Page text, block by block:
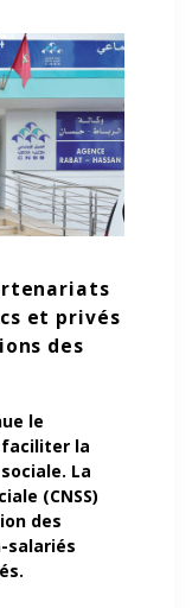
et privés
des
le
faciliter la
La
(CNSS)
des
salariés